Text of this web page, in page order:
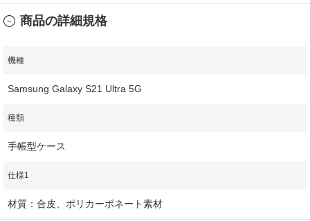
商品の詳細規格
機種
Samsung Galaxy S21 Ultra 5G
種類
手帳型ケース
仕様1
材質：合皮、ポリカーボネート素材